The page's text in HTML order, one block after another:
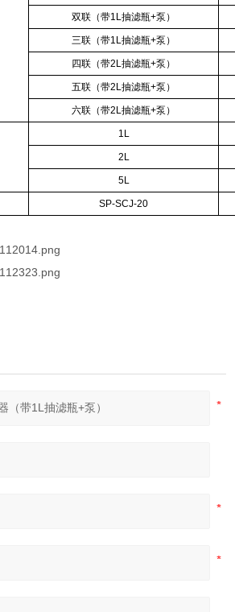
双联（带1L抽滤瓶+泵）
三联（带1L抽滤瓶+泵）
四联（带2L抽滤瓶+泵）
五联（带2L抽滤瓶+泵）
六联（带2L抽滤瓶+泵）
1L
2L
5L
SP-SCJ-20